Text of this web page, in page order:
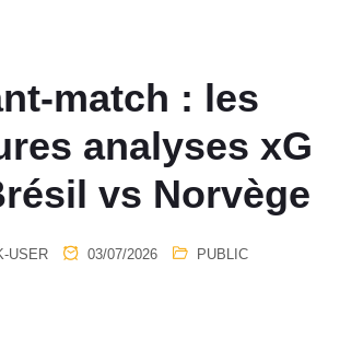
match : les
analyses xG
vs Norvège
USER 03/07/2026 PUBLIC